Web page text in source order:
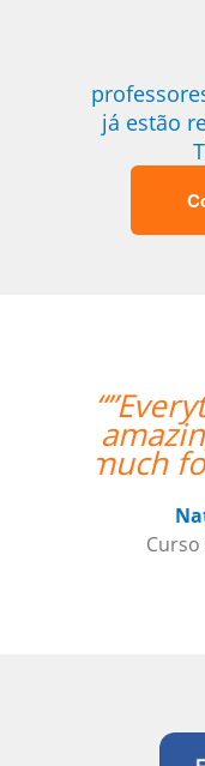
já estão
“”I
and